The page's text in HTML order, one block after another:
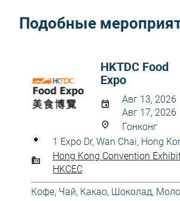
Подобные
HKTDC Food
Expo
Авг 13, 2026
Авг 17, 2026
Гонконг
1 Expo Dr, Wan Chai, Hong
Hong Kong Convention
HKCEC
Кофе, Чай, Какао, Шоколад,